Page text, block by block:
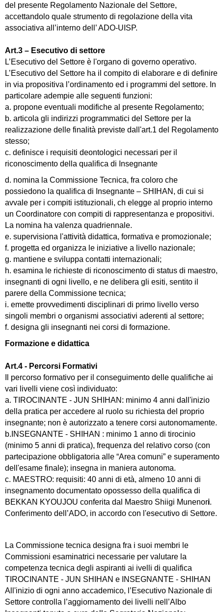
del presente Regolamento Nazionale del Settore,
accettandolo quale strumento di regolazione della vita
associativa all’interno dell’ ADO-UISP.
Art.3 – Esecutivo di settore
L’Esecutivo del Settore è l'organo di governo operativo.
L’Esecutivo del Settore ha il compito di elaborare e di definire
in via propositiva l’ordinamento ed i programmi del settore. In
particolare adempie alle seguenti funzioni:
a. propone eventuali modifiche al presente Regolamento;
b. articola gli indirizzi programmatici del Settore per la
realizzazione delle finalità previste dall'art.1 del Regolamento
stesso;
c. definisce i requisiti deontologici necessari per il
riconoscimento della qualifica di Insegnante
d. nomina la Commissione Tecnica, fra coloro che
possiedono la qualifica di Insegnante – SHIHAN, di cui si
avvale per i compiti istituzionali, ch elegge al proprio interno
un Coordinatore con compiti di rappresentanza e propositivi.
La nomina ha valenza quadriennale.
e. supervisiona l'attività didattica, formativa e promozionale;
f. progetta ed organizza le iniziative a livello nazionale;
g. mantiene e sviluppa contatti internazionali;
h. esamina le richieste di riconoscimento di status di maestro,
insegnanti di ogni livello, e ne delibera gli esiti, sentito il
parere della Commissione tecnica;
i. emette provvedimenti disciplinari di primo livello verso
singoli membri o organismi associativi aderenti al settore;
f. designa gli insegnanti nei corsi di formazione.
Formazione e didattica
Art.4 - Percorsi Formativi
Il percorso formativo per il conseguimento delle qualifiche ai
vari livelli viene così individuato:
a. TIROCINANTE - JUN SHIHAN : minimo 4 anni dall'inizio
della pratica per accedere al ruolo su richiesta del proprio
insegnante; non è autorizzato a tenere corsi autonomamente.
b.INSEGNANTE - SHIHAN : minimo 1 anno di tirocinio
(minimo 5 anni di pratica), frequenza del relativo corso (con
partecipazione obbligatoria alle “Area comuni” e superamento
dell'esame finale); insegna in maniera autonoma.
c. MAESTRO: requisiti: 40 anni di età, almeno 10 anni di
insegnamento documentato opossesso della qualifica di
BEKKAN KYOUJOU conferita dal Maestro Shiigi Munenori.
Conferimento dell’ADO, in accordo con l'esecutivo di Settore.
La Commissione tecnica designa fra i suoi membri le
Commissioni esaminatrici necessarie per valutare la
competenza tecnica degli aspiranti ai ivelli di qualifica
TIROCINANTE - JUN SHIHAN e INSEGNANTE - SHIHAN
All'inizio di ogni anno accademico, l’Esecutivo Nazionale di
Settore controlla l’aggiornamento dei livelli nell’Albo